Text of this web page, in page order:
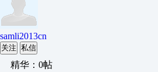
samli2013cn
关注 私信
精华：0帖